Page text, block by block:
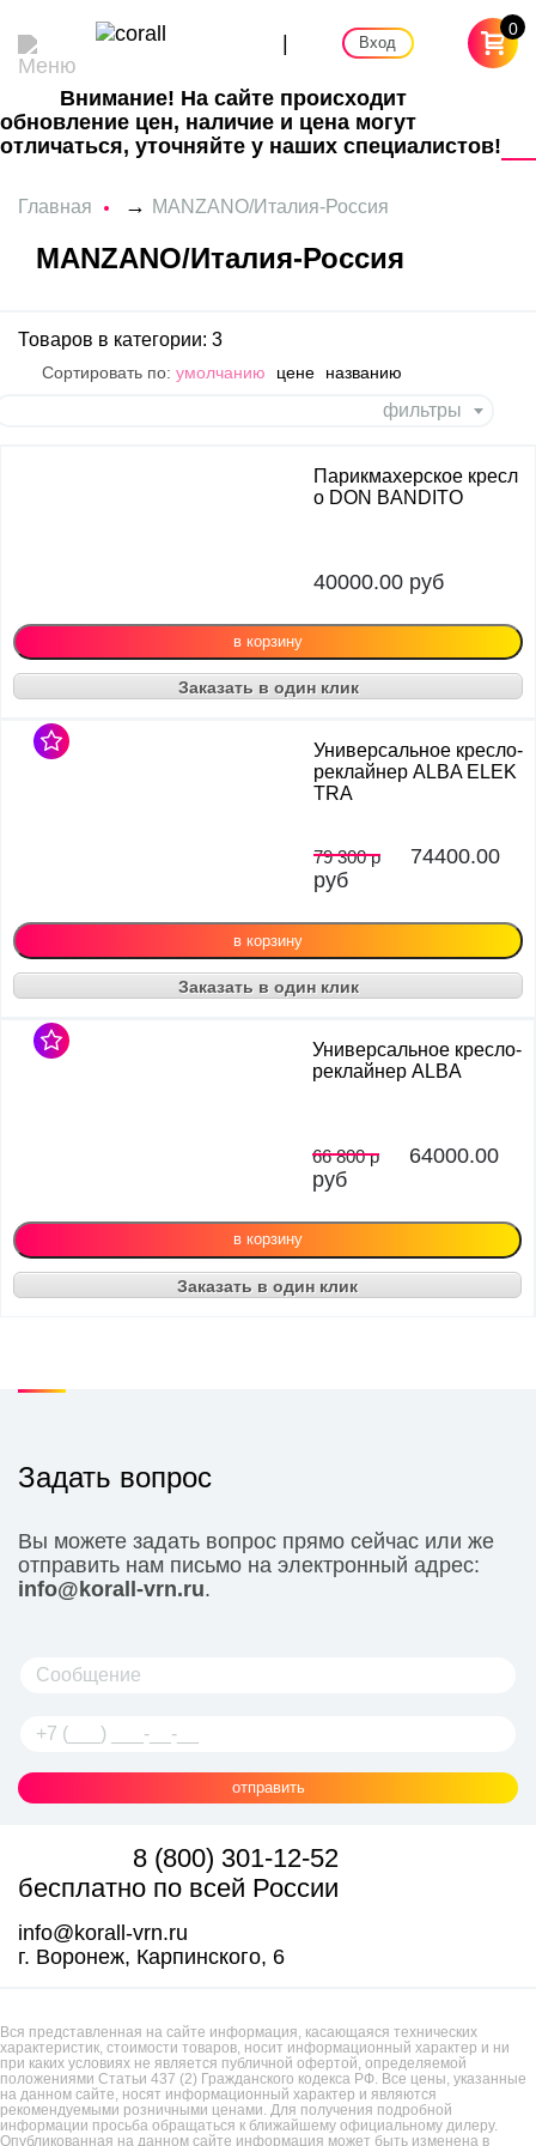
| Вход
0
Внимание! На сайте происходит
обновление цен, наличие и цена могут
отличаться, уточняйте у наших специалистов!
Главная → MANZANO/Италия-Россия
MANZANO/Италия-Россия
Товаров в категории: 3
Сортировать по: умолчанию цене названию
фильтры
Парикмахерское кресл
о DON BANDITO
40000.00 руб
Заказать в один клик
Универсальное кресло-
реклайнер ALBA ELEK
TRA
79 300 р
74400.00
руб
Заказать в один клик
Универсальное кресло-
реклайнер ALBA
66 800 р
64000.00
руб
Заказать в один клик
Задать вопрос
Вы можете задать вопрос прямо сейчас или же
отправить нам письмо на электронный адрес:
info@korall-vrn.ru.
отправить
8 (800) 301-12-52
бесплатно по всей России
info@korall-vrn.ru
г. Воронеж, Карпинского, 6
Вся представленная на сайте информация, касающаяся технических
характеристик, стоимости товаров, носит информационный характер и ни
при каких условиях не является публичной офертой, определяемой
положениями Статьи 437 (2) Гражданского кодекса РФ. Все цены, указанные
на данном сайте, носят информационный характер и являются
рекомендуемыми розничными ценами. Для получения подробной
информации просьба обращаться к ближайшему официальному дилеру.
Опубликованная на данном сайте информация может быть изменена в